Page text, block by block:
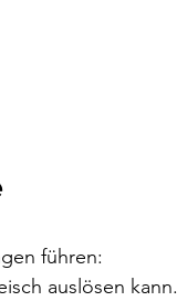
führen:
auslösen kann.